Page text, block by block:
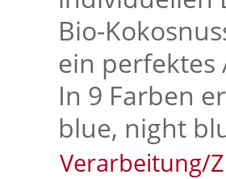
Bio-
ein perfektes
In 9 Farben
blue, night
Verarbeitung/